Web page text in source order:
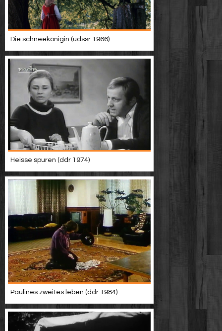
Die schneekönigin (udssr 1966)
Heisse spuren (ddr 1974)
Paulines zweites leben (ddr 1984)